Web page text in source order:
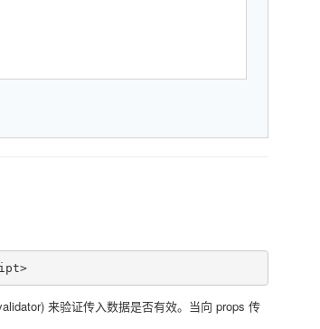
来验证传入数据是否有效。当向 props 传